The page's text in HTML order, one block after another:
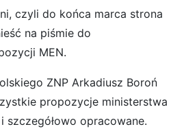
czyli do końca marca strona
na piśmie do
MEN.
ZNP Arkadiusz Boroń
propozycje ministerstwa
szczegółowo opracowane.